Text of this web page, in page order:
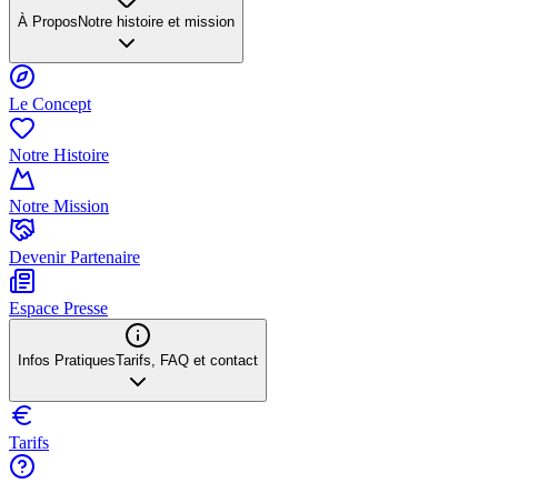
À Propos Notre histoire et mission
Le Concept
Notre Histoire
Notre Mission
Devenir Partenaire
Espace Presse
Infos PratiquesTarifs, FAQ et contact
Tarifs